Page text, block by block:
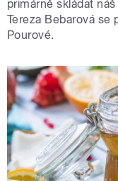
primárně skládat
Tereza Bebarová se
Pourové.